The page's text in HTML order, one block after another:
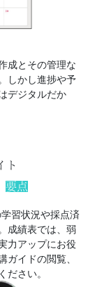
成とその管理な
しかし進捗や予
デジタルだか
ト
要点
習状況や採点済
成績表では、弱
力アップにお役
ガイドの閲覧、
ださい。